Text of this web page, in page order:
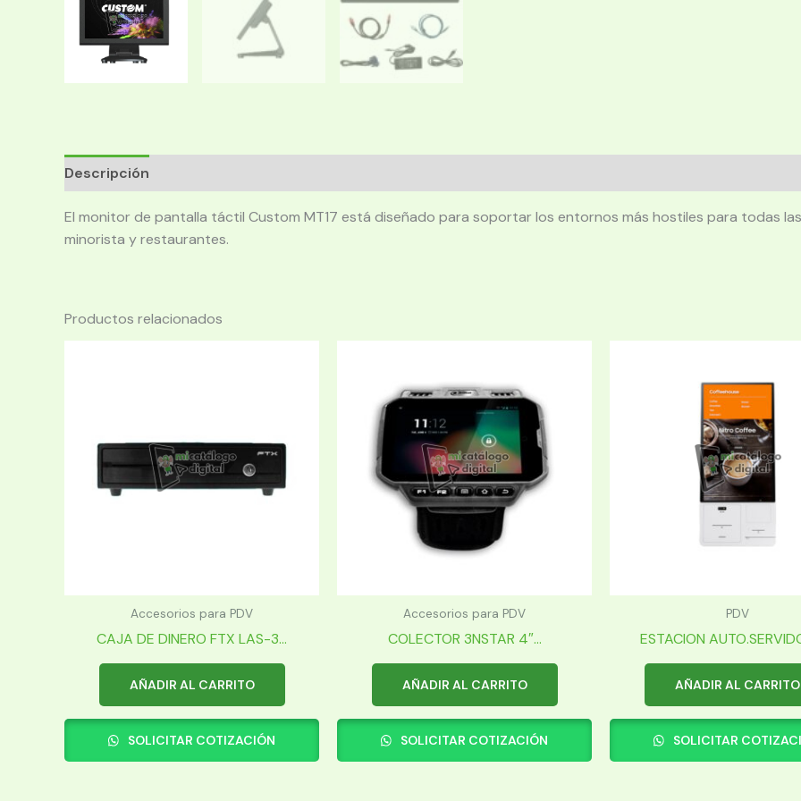
Descripción
El monitor de pantalla táctil Custom MT17 está diseñado para soportar los entornos más hostiles para todas
minorista y restaurantes.
Productos relacionados
Accesorios para PDV
CAJA DE DINERO FTX LAS-3...
AÑADIR AL CARRITO
SOLICITAR COTIZACIÓN
Accesorios para PDV
COLECTOR 3NSTAR 4″...
AÑADIR AL CARRITO
SOLICITAR COTIZACIÓN
PDV
ESTACION
AÑADIR AL CARRITO
SOLICITAR